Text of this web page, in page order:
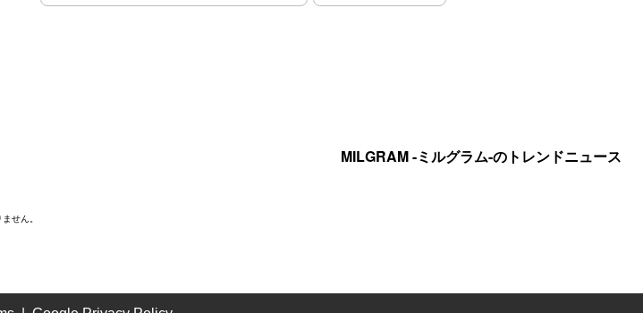
MILGRAM -ミルグラム-のトレンドニュース
せん。